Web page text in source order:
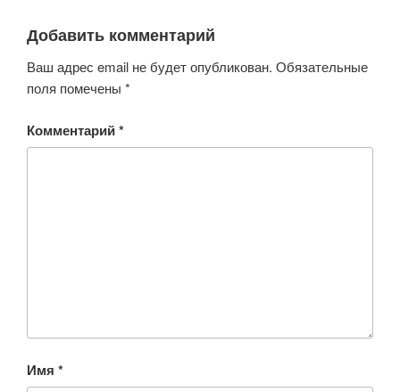
Добавить комментарий
Ваш адрес email не будет опубликован. Обязательные
поля помечены *
Комментарий*
Имя *